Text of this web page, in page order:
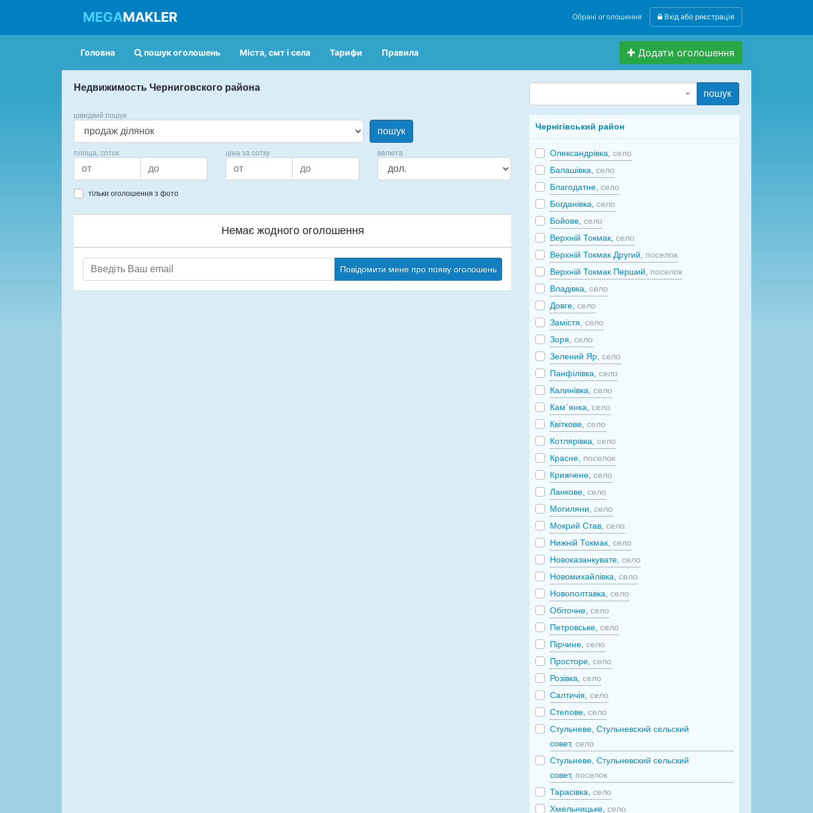
MEGAMAKLER Обрані оголошення Вхід або реєстрація
Головна пошук оголошень Міста, смт і села Тарифи Правила Додати оголошення
Недвижимость Черниговского района
швидкий пошук
пошук
площа, соток ціна за сотку валюта
тільки оголошення з фото
Немає жодного оголошення
Повідомити мене про появу оголошень
пошук
Чернігівський район
Олександрівка,село
Балашівка,село
Благодатне,село
Богданівка,село
Бойове,село
Верхній Токмак,село
Верхній Токмак Другий, поселок
Верхній Токмак Перший, поселок
Владівка,село
Довге,село
Замістя,село
Зоря,село
Зелений Яр,село
Панфілівка,село
Калинівка,село
Кам`янка,село
Квіткове,село
Котлярівка,село
Красне, поселок
Крижчене,село
Ланкове,село
Могиляни,село
Мокрий Став,село
Нижній Токмак,село
Новоказанкувате,село
Новомихайлівка,село
Новополтавка,село
Обіточне,село
Петровське,село
Пірчине,село
Просторе,село
Розівка,село
Салтичія,село
Степове,село
Стульневе, Стульневский сельский
совет,село
Стульневе, Стульневский сельский
совет, поселок
Тарасівка,село
Хмельницьке,село